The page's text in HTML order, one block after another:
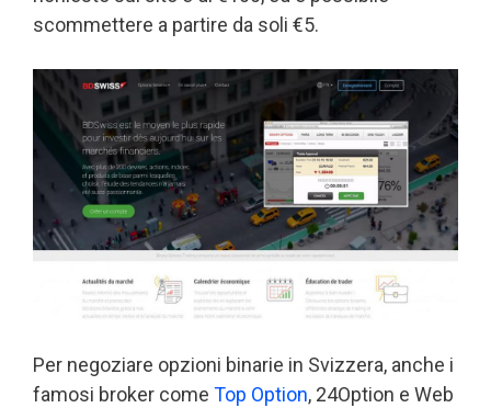
scommettere a partire da soli €5.
Per negoziare opzioni binarie in Svizzera, anche i
famosi broker come Top Option, 24Option e Web